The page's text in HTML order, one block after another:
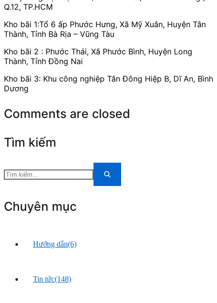
Q.12, TP.HCM
Kho bãi 1:Tổ 6 ấp Phước Hưng, Xã Mỹ Xuân, Huyện Tân
Thành, Tỉnh Bà Rịa – Vũng Tàu
Kho bãi 2 : Phước Thái, Xã Phước Bình, Huyện Long
Thành, Tỉnh Đồng Nai
Kho bãi 3: Khu công nghiệp Tân Đông Hiệp B, Dĩ An, Bình
Dương
Comments are closed
Tìm kiếm
Chuyên mục
Hướng dẫn(6)
Tin tức(148)